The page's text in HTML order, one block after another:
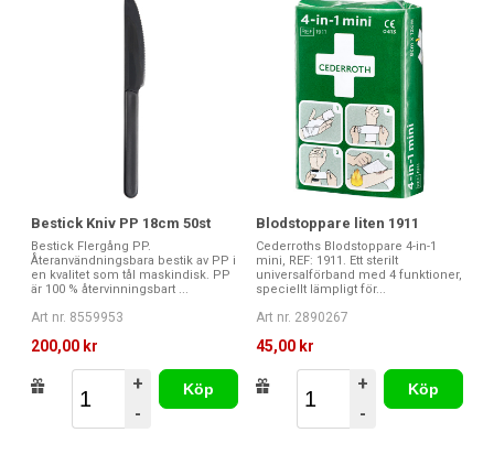
Bestick Kniv PP 18cm 50st
Bestick Flergång PP.
Återanvändningsbara bestik av PP i
en kvalitet som tål maskindisk. PP
är 100 % återvinningsbart ...
Art nr. 8559953
200,00 kr
+
-
Köp
Blodstoppare liten 1911
Cederroths Blodstoppare 4-in-1
mini, REF: 1911. Ett sterilt
universalförband med 4 funktioner,
speciellt lämpligt för...
Art nr. 2890267
45,00 kr
+
-
Köp